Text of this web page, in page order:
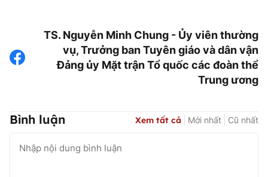
TS. Nguyễn Minh Chung - Ủy viên thường
vụ, Trưởng ban Tuyên giáo và dân vận
Đảng ủy Mặt trận Tổ quốc các đoàn thể
Trung ương
Bình luận Xem tất cả Mới nhất Cũ nhất